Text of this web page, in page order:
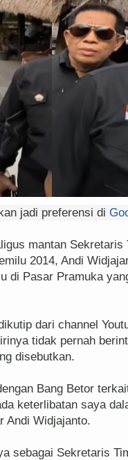
jadi preferensi di
mantan Sekretaris
2014, Andi
di Pasar Pramuka
dari channel
tidak pernah
disebutkan.
Bang Betor
keterlibatan saya
Andi Widjajanto.
sebagai Sekretaris